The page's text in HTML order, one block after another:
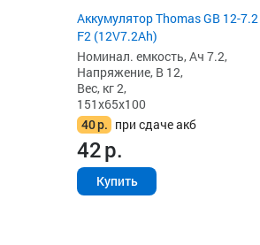
Аккумулятор Thomas GB 12-7.2
F2 (12V7.2Ah)
Номинал. емкость, Ач 7.2,
Напряжение, В 12,
Вес, кг 2,
151x65x100
40р. при сдаче акб
42р.
Купить